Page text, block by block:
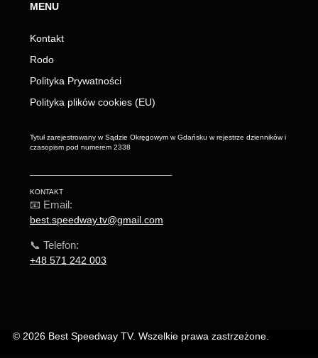
MENU
Kontakt
Rodo
Polityka Prywatności
Polityka plików cookies (EU)
Tytuł zarejestrowany w Sądzie Okręgowym w Gdańsku w rejestrze dzienników i
czasopism pod numerem 2338
KONTAKT
📧 Email:
best.speedway.tv@gmail.com
📞 Telefon:
+48 571 242 003
© 2026 Best Speedway TV. Wszelkie prawa zastrzeżone.